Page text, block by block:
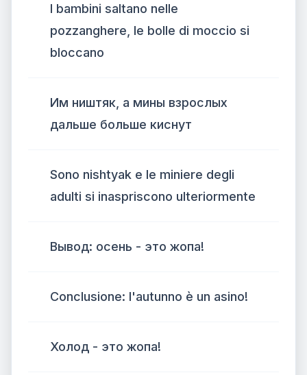
I bambini saltano nelle
pozzanghere, le bolle di moccio si
bloccano
Им ништяк, а мины взрослых
дальше больше киснут
Sono nishtyak e le miniere degli
adulti si inaspriscono ulteriormente
Вывод: осень - это жопа!
Conclusione: l'autunno è un asino!
Холод - это жопа!